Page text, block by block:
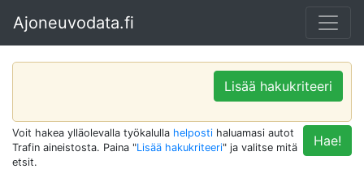
Ajoneuvodata.fi
Lisää hakukriteeri
Hae!
Voit hakea ylläolevalla työkalulla helposti haluamasi autot
Trafin aineistosta. Paina "Lisää hakukriteeri" ja valitse mitä
etsit.